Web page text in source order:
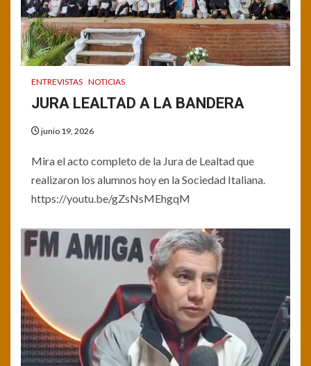
ENTREVISTAS NOTICIAS
JURA LEALTAD A LA BANDERA
junio 19, 2026
Mira el acto completo de la Jura de Lealtad que
realizaron los alumnos hoy en la Sociedad Italiana.
https://youtu.be/gZsNsMEhgqM